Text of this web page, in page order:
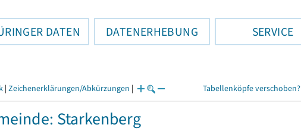
DATEN DATENERHEBUNG SERVICE
| Zeichenerklärungen/Abkürzungen | Tabellenköpfe verschoben?
Starkenberg